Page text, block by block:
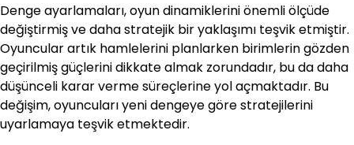
Denge ayarlamaları, oyun dinamiklerini önemli ölçüde
değiştirmiş ve daha stratejik bir yaklaşımı teşvik etmiştir.
Oyuncular artık hamlelerini planlarken birimlerin gözden
geçirilmiş güçlerini dikkate almak zorundadır, bu da daha
düşünceli karar verme süreçlerine yol açmaktadır. Bu
değişim, oyuncuları yeni dengeye göre stratejilerini
uyarlamaya teşvik etmektedir.